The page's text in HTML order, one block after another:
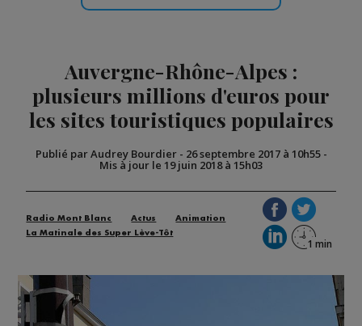
Auvergne-Rhône-Alpes :
plusieurs millions d'euros pour
les sites touristiques populaires
Publié par Audrey Bourdier- 26 septembre 2017 à 10h55-
Mis à jour le 19 juin 2018 à 15h03
Radio Mont Blanc Actus
Animation
La Matinale des Super Lève-Tôt